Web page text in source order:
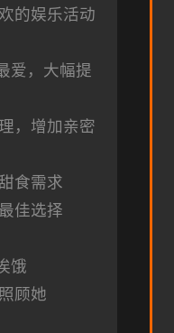
的娱乐活动
爱，大幅提
，增加亲密
食需求
佳选择
饿
顾她